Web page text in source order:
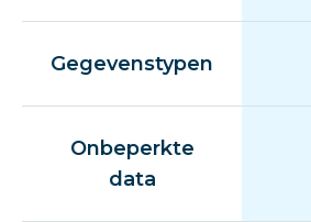
Gegevenstypen
Onbeperkte
data